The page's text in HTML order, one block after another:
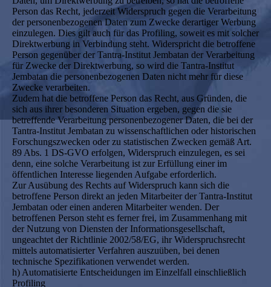
Person das Recht, jederzeit Widerspruch gegen die Verarbeitung
der personenbezogenen Daten zum Zwecke derartiger Werbung
einzulegen. Dies gilt auch für das Profiling, soweit es mit solcher
Direktwerbung in Verbindung steht. Widerspricht die betroffene
Person gegenüber der Tantra-Institut Jembatan der Verarbeitung
für Zwecke der Direktwerbung, so wird die Tantra-Institut
Jembatan die personenbezogenen Daten nicht mehr für diese
Zwecke verarbeiten.
Zudem hat die betroffene Person das Recht, aus Gründen, die
sich aus ihrer besonderen Situation ergeben, gegen die sie
betreffende Verarbeitung personenbezogener Daten, die bei der
Tantra-Institut Jembatan zu wissenschaftlichen oder historischen
Forschungszwecken oder zu statistischen Zwecken gemäß Art.
89 Abs. 1 DS-GVO erfolgen, Widerspruch einzulegen, es sei
denn, eine solche Verarbeitung ist zur Erfüllung einer im
öffentlichen Interesse liegenden Aufgabe erforderlich.
Zur Ausübung des Rechts auf Widerspruch kann sich die
betroffene Person direkt an jeden Mitarbeiter der Tantra-Institut
Jembatan oder einen anderen Mitarbeiter wenden. Der
betroffenen Person steht es ferner frei, im Zusammenhang mit
der Nutzung von Diensten der Informationsgesellschaft,
ungeachtet der Richtlinie 2002/58/EG, ihr Widerspruchsrecht
mittels automatisierter Verfahren auszuüben, bei denen
technische Spezifikationen verwendet werden.
h) Automatisierte Entscheidungen im Einzelfall einschließlich
Profiling